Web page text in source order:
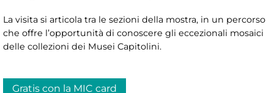
La visita si articola tra le sezioni della mostra, in un percorso
che offre l’opportunità di conoscere gli eccezionali mosaici
delle collezioni dei Musei Capitolini.
Gratis con la MIC card